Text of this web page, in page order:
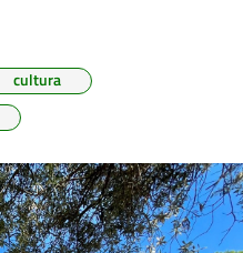
cultura